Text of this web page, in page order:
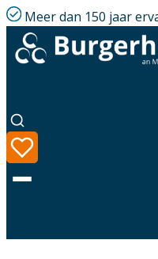
Meer dan 150 jaar